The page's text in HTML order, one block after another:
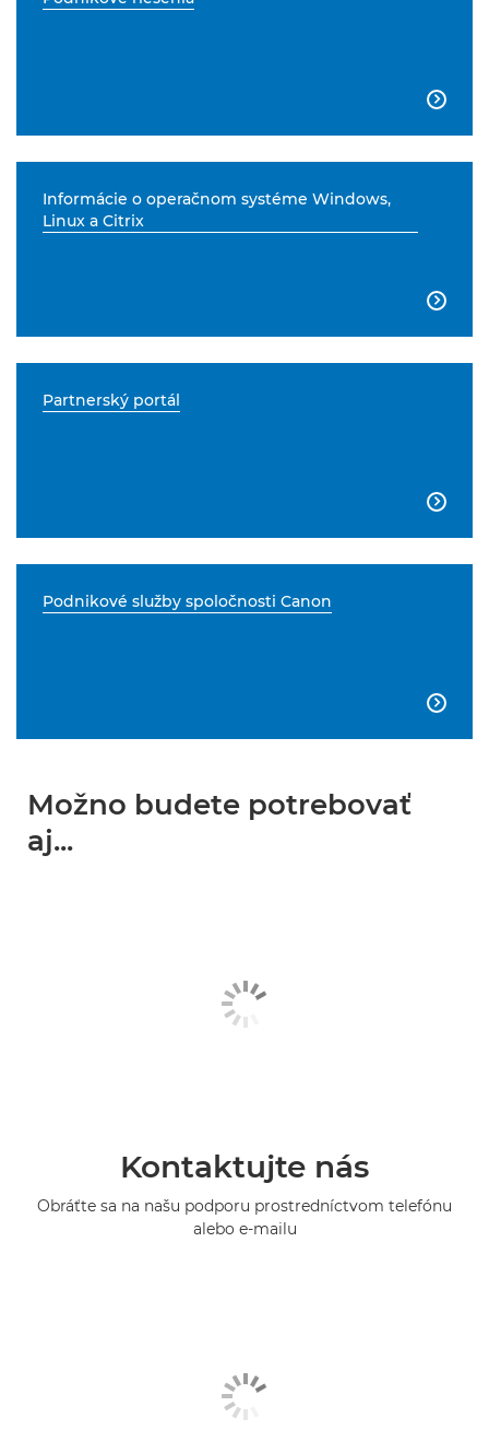

Informácie o operačnom systéme Windows,
Linux a Citrix

Partnerský portál

Podnikové služby spoločnosti Canon

Možno budete potrebovať
aj...
Kontaktujte nás
Obráťte sa na našu podporu prostredníctvom telefónu
alebo e-mailu